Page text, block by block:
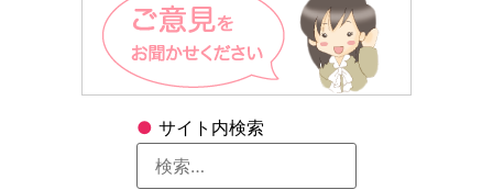
● サイト内検索